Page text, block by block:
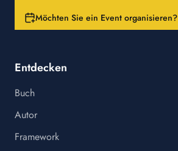
Möchten Sie ein Event organisieren?
Entdecken
Buch
Autor
Framework